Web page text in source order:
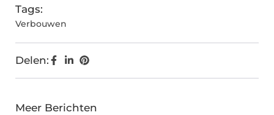
Tags:
Verbouwen
Delen:
Meer Berichten